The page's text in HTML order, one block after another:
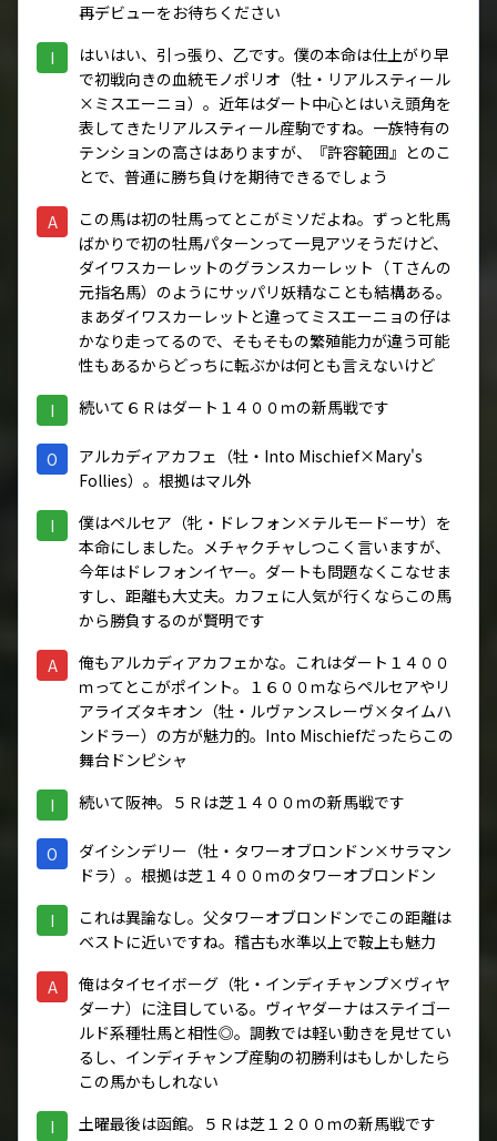
再デビューをお待ちください
I
はいはい、引っ張り、乙です。僕の本命は仕上がり早
で初戦向きの血統モノポリオ（牡・リアルスティール
×ミスエーニョ）。近年はダート中心とはいえ頭角を
表してきたリアルスティール産駒ですね。一族特有の
テンションの高さはありますが、『許容範囲』とのこ
とで、普通に勝ち負けを期待できるでしょう
A
この馬は初の牡馬ってとこがミソだよね。ずっと牝馬
ばかりで初の牡馬パターンって一見アツそうだけど、
ダイワスカーレットのグランスカーレット（Ｔさんの
元指名馬）のようにサッパリ妖精なことも結構ある。
まあダイワスカーレットと違ってミスエーニョの仔は
かなり走ってるので、そもそもの繁殖能力が違う可能
性もあるからどっちに転ぶかは何とも言えないけど
I 続いて６Ｒはダート１４００ｍの新馬戦です
O
アルカディアカフェ（牡・Into Mischief×Mary's
Follies）。根拠はマル外
I
僕はペルセア（牝・ドレフォン×テルモードーサ）を
本命にしました。メチャクチャしつこく言いますが、
今年はドレフォンイヤー。ダートも問題なくこなせま
すし、距離も大丈夫。カフェに人気が行くならこの馬
から勝負するのが賢明です
A
俺もアルカディアカフェかな。これはダート１４００
ｍってとこがポイント。１６００ｍならペルセアやリ
アライズタキオン（牡・ルヴァンスレーヴ×タイムハ
ンドラー）の方が魅力的。Into Mischiefだったらこの
舞台ドンピシャ
I 続いて阪神。５Ｒは芝１４００ｍの新馬戦です
O
ダイシンデリー（牡・タワーオブロンドン×サラマン
ドラ）。根拠は芝１４００ｍのタワーオブロンドン
I
これは異論なし。父タワーオブロンドンでこの距離は
ベストに近いですね。稽古も水準以上で鞍上も魅力
A
俺はタイセイボーグ（牝・インディチャンプ×ヴィヤ
ダーナ）に注目している。ヴィヤダーナはステイゴー
ルド系種牡馬と相性◎。調教では軽い動きを見せてい
るし、インディチャンプ産駒の初勝利はもしかしたら
この馬かもしれない
I 土曜最後は函館。５Ｒは芝１２００ｍの新馬戦です